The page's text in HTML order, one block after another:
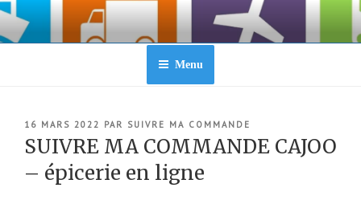
Aller
contenu
Menu
PUBLIÉ
LE
16 MARS 2022 PAR SUIVRE MA COMMANDE
SUIVRE MA COMMANDE CAJOO
– épicerie en ligne